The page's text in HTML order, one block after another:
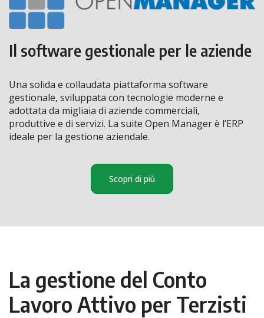
Il software gestionale per le aziende
Una solida e collaudata piattaforma software
gestionale, sviluppata con tecnologie moderne e
adottata da migliaia di aziende commerciali,
produttive e di servizi. La suite Open Manager è l’ERP
ideale per la gestione aziendale.
Scopri di più
La gestione del Conto
Lavoro Attivo per Terzisti